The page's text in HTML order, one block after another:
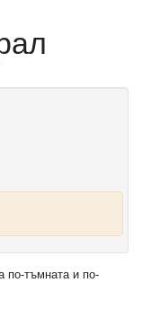
по-тъмната и по-